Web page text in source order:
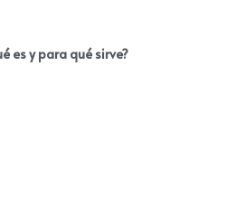
es y para qué sirve?